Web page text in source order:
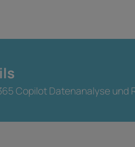
Copilot Datenanalyse und